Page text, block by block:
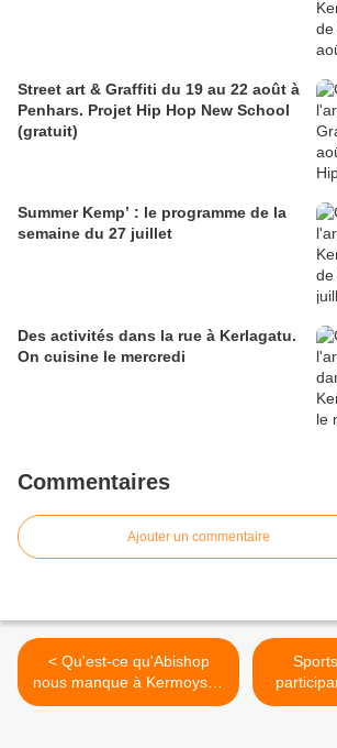
Street art & Graffiti du 19 au 22 août à
Penhars. Projet Hip Hop New School
(gratuit)
Summer Kemp’ : le programme de la
semaine du 27 juillet
Des activités dans la rue à Kerlagatu.
On cuisine le mercredi
Commentaires
Ajouter un commentaire
< Qu'est-ce qu'Abishop
nous manque à Kermoysan
... et la boulangerie ... et la
sport